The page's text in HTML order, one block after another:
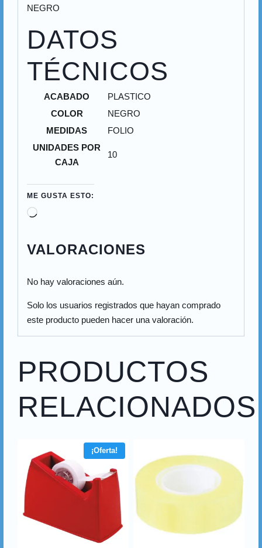
NEGRO
DATOS
TÉCNICOS
ACABADO
PLASTICO
COLOR
NEGRO
MEDIDAS
FOLIO
UNIDADES POR
CAJA
10
ME GUSTA ESTO:
VALORACIONES
No hay valoraciones aún.
Solo los usuarios registrados que hayan comprado
este producto pueden hacer una valoración.
PRODUCTOS
RELACIONADOS
¡Oferta!